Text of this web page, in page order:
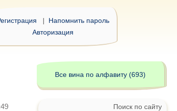
| Напомнить пароль
Авторизация
Все вина по алфавиту (693)
Поиск по сайту